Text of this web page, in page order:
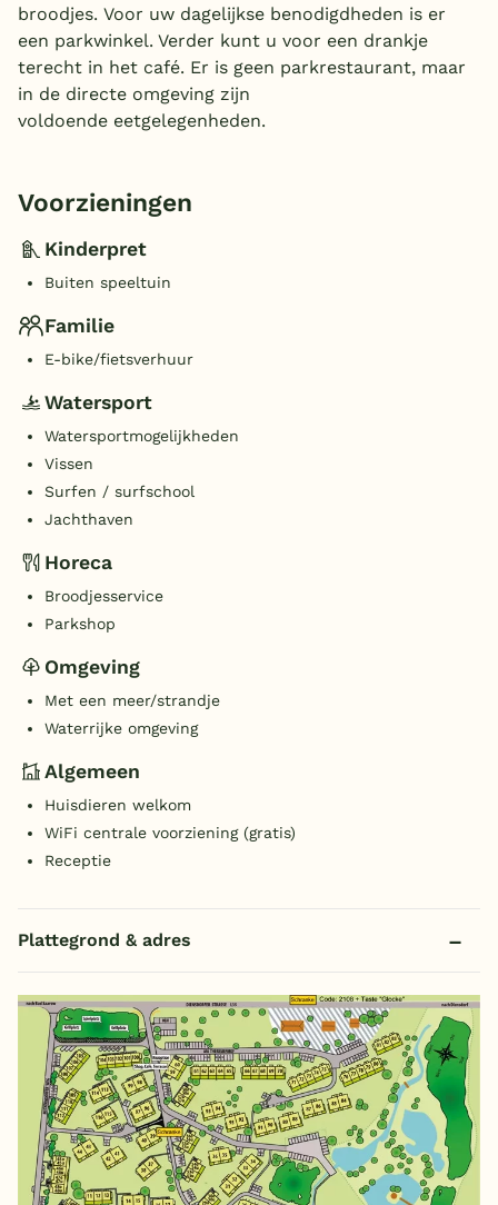
broodjes. Voor uw dagelijkse benodigdheden is er
een parkwinkel. Verder kunt u voor een drankje
terecht in het café. Er is geen parkrestaurant, maar
in de directe omgeving zijn
voldoende eetgelegenheden.
Voorzieningen
Kinderpret
Buiten speeltuin
Familie
E-bike/fietsverhuur
Watersport
Watersportmogelijkheden
Vissen
Surfen / surfschool
Jachthaven
Horeca
Broodjesservice
Parkshop
Omgeving
Met een meer/strandje
Waterrijke omgeving
Algemeen
Huisdieren welkom
WiFi centrale voorziening (gratis)
Receptie
Plattegrond & adres